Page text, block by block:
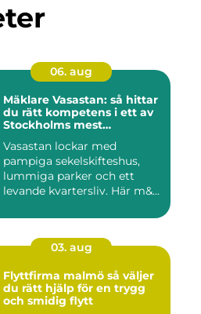
06. aug
Mäklare Vasastan: så hittar
du rätt kompetens i ett av
Stockholms mest
Vasastan lockar med
pampiga sekelskifteshus,
lummiga parker och ett
levande kvartersliv. Här m&...
03. aug
Flyttfirma malmö så väljer
du rätt hjälp för en trygg
och smidig flytt